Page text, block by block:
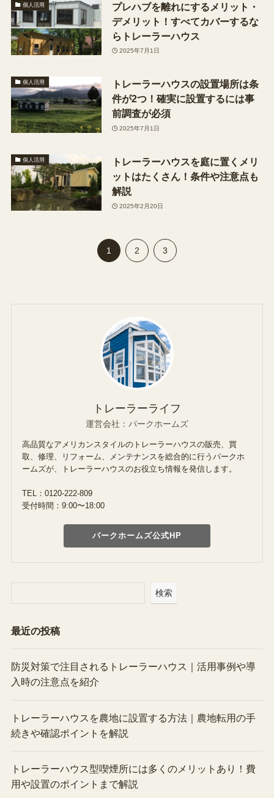
個人活用
プレハブを離れにするメリット・
デメリット！すべてカバーするな
らトレーラーハウス
2025年7月1日
個人活用
トレーラーハウスの設置場所は条
件が2つ！確実に設置するには事
前調査が必須
2025年7月1日
個人活用
トレーラーハウスを庭に置くメリ
ットはたくさん！条件や注意点も
解説
2025年2月20日
1 2 3
トレーラーライフ
運営会社：パークホームズ
高品質なアメリカンスタイルのトレーラーハウスの販売、買
取、修理、リフォーム、メンテナンスを総合的に行うパークホ
ームズが、トレーラーハウスのお役立ち情報を発信します。
TEL：0120-222-809
受付時間：9:00〜18:00
パークホームズ公式HP
検索
最近の投稿
防災対策で注目されるトレーラーハウス｜活用事例や導
入時の注意点を紹介
トレーラーハウスを農地に設置する方法｜農地転用の手
続きや確認ポイントを解説
トレーラーハウス型喫煙所には多くのメリットあり！費
用や設置のポイントまで解説